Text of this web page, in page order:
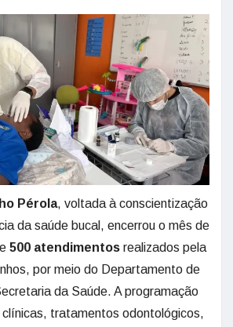
Pérola, voltada à conscientização
da saúde bucal, encerrou o mês de
500 atendimentos realizados pela
por meio do Departamento de
da Saúde. A programação
clínicas, tratamentos odontológicos,